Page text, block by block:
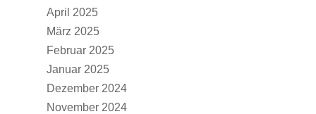
April 2025
März 2025
Februar 2025
Januar 2025
Dezember 2024
November 2024